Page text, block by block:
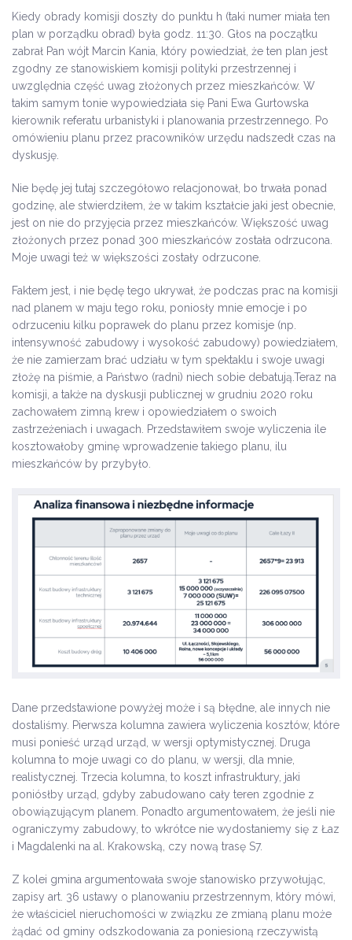
Kiedy obrady komisji doszły do punktu h (taki numer miała ten
plan w porządku obrad) była godz. 11:30. Głos na początku
zabrał Pan wójt Marcin Kania, który powiedział, że ten plan jest
zgodny ze stanowiskiem komisji polityki przestrzennej i
uwzględnia część uwag złożonych przez mieszkańców. W
takim samym tonie wypowiedziała się Pani Ewa Gurtowska
kierownik referatu urbanistyki i planowania przestrzennego. Po
omówieniu planu przez pracowników urzędu nadszedł czas na
dyskusję.
Nie będę jej tutaj szczegółowo relacjonował, bo trwała ponad
godzinę, ale stwierdziłem, że w takim kształcie jaki jest obecnie,
jest on nie do przyjęcia przez mieszkańców. Większość uwag
złożonych przez ponad 300 mieszkańców została odrzucona.
Moje uwagi też w większości zostały odrzucone.
Faktem jest, i nie będę tego ukrywał, że podczas prac na komisji
nad planem w maju tego roku, poniosły mnie emocje i po
odrzuceniu kilku poprawek do planu przez komisje (np.
intensywność zabudowy i wysokość zabudowy) powiedziałem,
że nie zamierzam brać udziału w tym spektaklu i swoje uwagi
złożę na piśmie, a Państwo (radni) niech sobie debatują.Teraz na
komisji, a także na dyskusji publicznej w grudniu 2020 roku
zachowałem zimną krew i opowiedziałem o swoich
zastrzeżeniach i uwagach. Przedstawiłem swoje wyliczenia ile
kosztowałoby gminę wprowadzenie takiego planu, ilu
mieszkańców by przybyło.
Dane przedstawione powyżej może i są błędne, ale innych nie
dostaliśmy. Pierwsza kolumna zawiera wyliczenia kosztów, które
musi ponieść urząd urząd, w wersji optymistycznej. Druga
kolumna to moje uwagi co do planu, w wersji, dla mnie,
realistycznej. Trzecia kolumna, to koszt infrastruktury, jaki
poniósłby urząd, gdyby zabudowano cały teren zgodnie z
obowiązującym planem. Ponadto argumentowałem, że jeśli nie
ograniczymy zabudowy, to wkrótce nie wydostaniemy się z Łaz
i Magdalenki na al. Krakowską, czy nową trasę S7.
Z kolei gmina argumentowała swoje stanowisko przywołując,
zapisy art. 36 ustawy o planowaniu przestrzennym, który mówi,
że właściciel nieruchomości w związku ze zmianą planu może
żądać od gminy odszkodowania za poniesioną rzeczywistą